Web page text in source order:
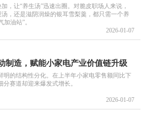
，让“养生汤”迅速出圈。对脆皮职场人来说，
，还是滋阴润燥的银耳雪梨羹，都只需一个养
油站”。
2026-01-07
制造，赋能小家电产业价值链升级
明的结构性分化。在上半年小家电零售额同比下
分赛道却迎来爆发式增长。
2026-01-07